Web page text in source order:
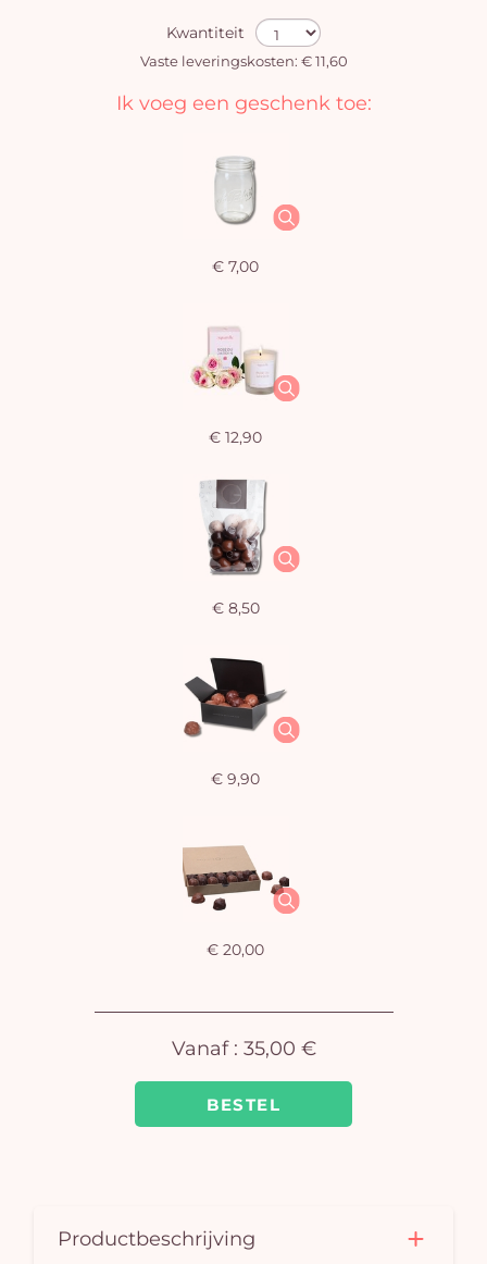
Kwantiteit
Vaste leveringskosten: € 11,60
BESTEL
Ik voeg een geschenk toe:
€ 7,00
€ 12,90
€ 8,50
€ 9,90
€ 20,00
Vanaf : 35,00 €
Productbeschrijving